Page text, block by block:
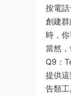
按電
創建
時，你
當然
Q9：
提供
告類